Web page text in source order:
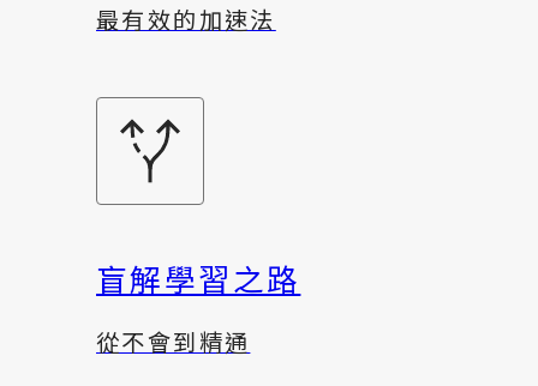
最有效的加速法
盲解學習之路
從不會到精通